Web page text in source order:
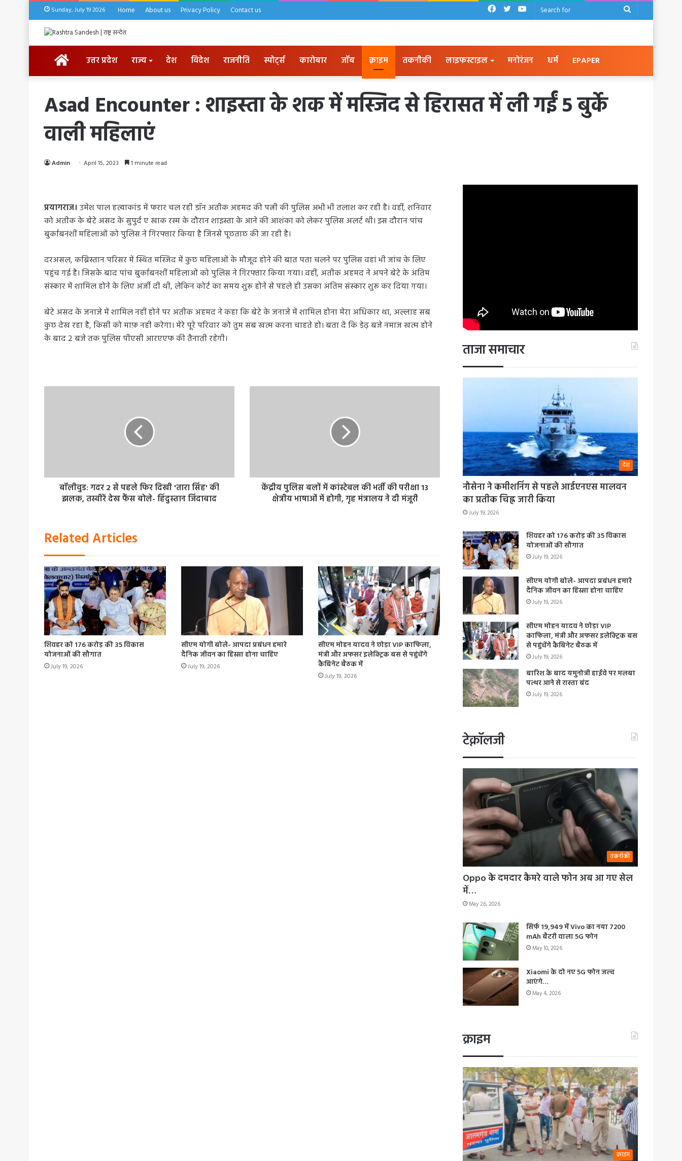
Sunday, July 19 2026 Home About us Privacy Policy Contact us
Search
YouTube
Twitter
Facebook
HOMEउत्तर प्रदेश राज्य देश विदेश राजनीति स्पोर्ट्स कारोबार जॉब क्राइम तकनीकी लाइफस्टाइल मनोरंजन धर्म EPAPER
Asad Encounter : शाइस्ता के शक में मस्जिद से हिरासत में ली गईं 5 बुर्के
वाली महिलाएं
Admin April 15, 2023 1 minute read
प्रयागराज। उमेश पाल हत्याकांड में फरार चल रही डॉन अतीक अहमद की पत्नी की पुलिस अभी भी तलाश कर रही है। वहीं, शनिवार
को अतीक के बेटे असद के सुपुर्द ए खाक रस्म के दौरान शाइस्ता के आने की आशंका को लेकर पुलिस अलर्ट थी। इस दौरान पांच
बुर्काबनशीं महिलाओं को पुलिस ने गिरफ्तार किया है जिनसे पूछताछ की जा रही है।
दरअसल, कब्रिस्तान परिसर में स्थित मस्जिद में कुछ महिलाओं के मौजूद होने की बात पता चलने पर पुलिस वहां भी जांच के लिए
पहुंच गई है। जिसके बाद पांच बुर्काबनशीं महिलाओं को पुलिस ने गिरफ्तार किया गया। वहीं, अतीक अहमद ने अपने बेटे के अंतिम
संस्कार में शामिल होने के लिए अर्जी दी थी, लेकिन कोर्ट का समय शुरू होने से पहले ही उसका अंतिम संस्कार शुरू कर दिया गया।
बेटे असद के जनाजे में शामिल नहीं होने पर अतीक अहमद ने कहा कि बेटे के जनाजे में शामिल होना मेरा अधिकार था, अल्लाह सब
कुछ देख रहा है, किसी को माफ़ नही करेगा। मेरे पूरे परिवार को तुम सब खत्म करना चाहते हो। बता दें क‍ि डेढ़ बजे नमाज खत्म होने
के बाद 2 बजे तक पुलिस पीएसी आरएएफ की तैनाती रहेगी।
बॉलीवुड: गदर 2 से पहले फिर दिखी 'तारा सिंह' की
झलक, तस्वीरें देख फैंस बोले- हिंदुस्तान जिंदाबाद
केंद्रीय पुलिस बलों में कांस्टेबल की भर्ती की परीक्षा 13
क्षेत्रीय भाषाओं में होगी, गृह मंत्रालय ने दी मंजूरी
Related Articles
शिवहर को 176 करोड़ की 35 विकास
योजनाओं की सौगात
July 19, 2026
सीएम योगी बोले- आपदा प्रबंधन हमारे
दैनिक जीवन का हिस्सा होना चाहिए
July 19, 2026
सीएम मोहन यादव ने छोड़ा VIP काफिला,
मंत्री और अफसर इलेक्ट्रिक बस से पहुंचेंगे
कैबिनेट बैठक में
July 19, 2026
ताजा समाचार
देश
नौसेना ने कमीशनिंग से पहले आईएनएस मालवन
का प्रतीक चिह्न जारी किया
July 19, 2026
शिवहर को 176 करोड़ की 35 विकास
योजनाओं की सौगात
July 19, 2026
सीएम योगी बोले- आपदा प्रबंधन हमारे
दैनिक जीवन का हिस्सा होना चाहिए
July 19, 2026
सीएम मोहन यादव ने छोड़ा VIP
काफिला, मंत्री और अफसर इलेक्ट्रिक बस
से पहुंचेंगे कैबिनेट बैठक में
July 19, 2026
बारिश के बाद यमुनोत्री हाईवे पर मलबा
पत्थर आने से रास्ता बंद
July 19, 2026
टेक्नॉलजी
तकनीकी
Oppo के दमदार कैमरे वाले फोन अब आ गए सेल
में…
May 26, 2026
सिर्फ 19,949 में Vivo का नया 7200
mAh बैटरी वाला 5G फोन
May 10, 2026
Xiaomi के दो नए 5G फोन जल्द
आएंगे…
May 4, 2026
क्राइम
क्राइम